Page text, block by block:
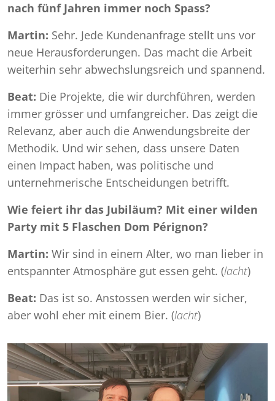
nach fünf Jahren immer noch Spass?
Martin: Sehr. Jede Kundenanfrage stellt uns vor
neue Herausforderungen. Das macht die Arbeit
weiterhin sehr abwechslungsreich und spannend.
Beat: Die Projekte, die wir durchführen, werden
immer grösser und umfangreicher. Das zeigt die
Relevanz, aber auch die Anwendungsbreite der
Methodik. Und wir sehen, dass unsere Daten
einen Impact haben, was politische und
unternehmerische Entscheidungen betrifft.
Wie feiert ihr das Jubiläum? Mit einer wilden
Party mit 5 Flaschen Dom Pérignon?
Martin: Wir sind in einem Alter, wo man lieber in
entspannter Atmosphäre gut essen geht. (lacht)
Beat: Das ist so. Anstossen werden wir sicher,
aber wohl eher mit einem Bier. (lacht)